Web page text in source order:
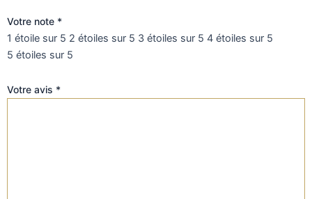
Votre note *
1 étoile sur 5 2 étoiles sur 5 3 étoiles sur 5 4 étoiles sur 5
5 étoiles sur 5
Votre avis *